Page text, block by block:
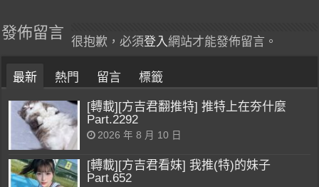
發佈留言
很抱歉，必須登入網站才能發佈留言。
最新 熱門 留言 標籤
[轉載][方吉君翻推特] 推特上在夯什麼
Part.2292
2026 年 8 月 10 日
[轉載][方吉君看妹] 我推(特)的妹子
Part.652